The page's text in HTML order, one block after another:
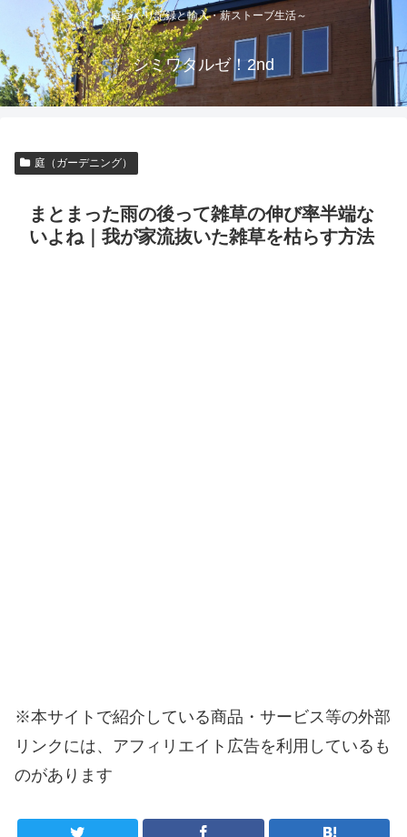
～庭づくり記録と輸入・薪ストーブ生活～
シミワタルゼ！2nd
庭（ガーデニング）
まとまった雨の後って雑草の伸び率半端な
いよね｜我が家流抜いた雑草を枯らす方法
※本サイトで紹介している商品・サービス等の外部
リンクには、アフィリエイト広告を利用しているも
のがあります